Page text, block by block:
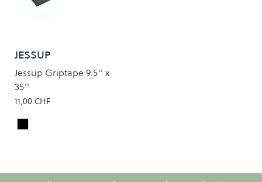
JESSUP
Jessup Griptape 9.5'' x
35''
11,00 CHF
Colour
Black